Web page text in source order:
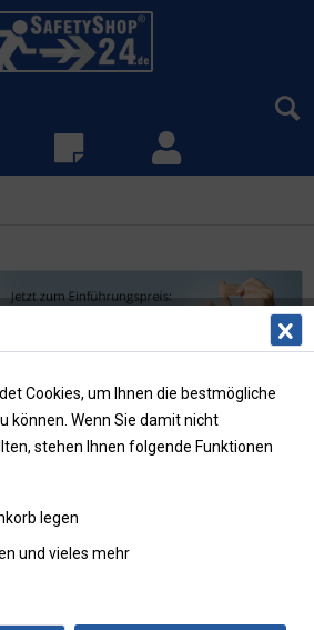
Cookies, um Ihnen die bestmögliche
können. Wenn Sie damit nicht
stehen Ihnen folgende Funktionen
legen
und vieles mehr